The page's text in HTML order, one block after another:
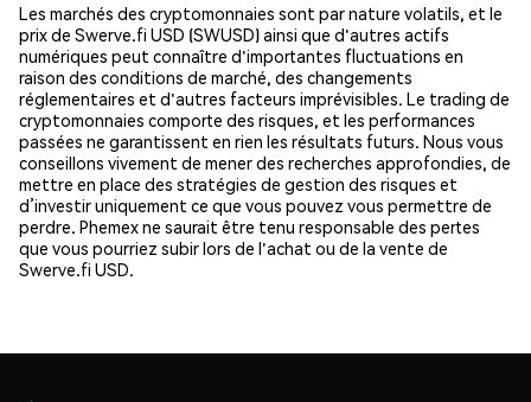
Les marchés des cryptomonnaies sont par nature volatils, et le
prix de Swerve.fi USD (SWUSD) ainsi que d'autres actifs
numériques peut connaître d'importantes fluctuations en
raison des conditions de marché, des changements
réglementaires et d'autres facteurs imprévisibles. Le trading de
cryptomonnaies comporte des risques, et les performances
passées ne garantissent en rien les résultats futurs. Nous vous
conseillons vivement de mener des recherches approfondies, de
mettre en place des stratégies de gestion des risques et
d’investir uniquement ce que vous pouvez vous permettre de
perdre. Phemex ne saurait être tenu responsable des pertes
que vous pourriez subir lors de l'achat ou de la vente de
Swerve.fi USD.